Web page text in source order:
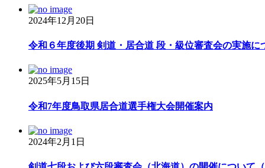
2024年12月20日
令和６年度後期 剣道・居合道 段・級位審査会の実施に
2025年5月15日
令和7年度鳥取県居合道選手権大会開催案内
2024年2月1日